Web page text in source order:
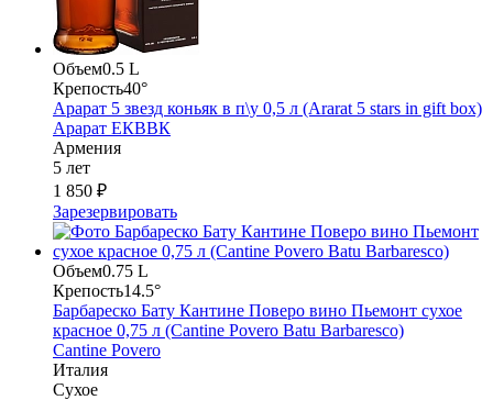
Объем0.5 L
Крепость40°
Арарат 5 звезд коньяк в п\у 0,5 л (Ararat 5 stars in gift box)
Арарат ЕКВВК
Армения
5 лет
1 850 ₽
Зарезервировать
Объем0.75 L
Крепость14.5°
Барбареско Бату Кантине Поверо вино Пьемонт сухое
красное 0,75 л (Cantine Povero Batu Barbaresco)
Cantine Povero
Италия
Сухое